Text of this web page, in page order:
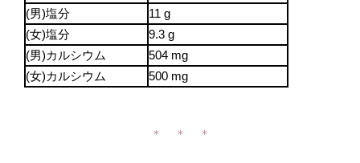
(男)塩分
11 g
(女)塩分
9.3 g
(男)カルシウム
504 mg
(女)カルシウム
500 mg
＊ ＊ ＊